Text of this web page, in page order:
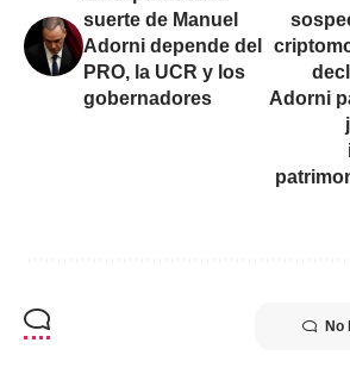
suerte de Manuel
Adorni depende del
PRO, la UCR y los
gobernadores
Adorni
No